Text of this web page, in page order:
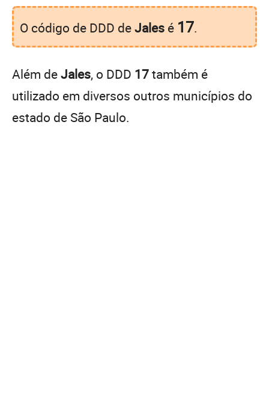
O código de DDD deJales é 17.
Além deJales, o DDD 17também é
utilizado em diversos outros municípios do
estado de São Paulo.